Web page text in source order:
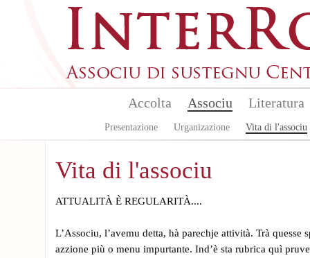
Accolta Associu
Presentazione Urganizazione Vita di l'associu
Literatura
Vita di l'associu
ATTUALITÀ È REGULARITÀ....
L’Associu, l’avemu detta, hà parechje attività. Trà quesse
azzione più o menu impurtante. Ind’è sta rubrica quì